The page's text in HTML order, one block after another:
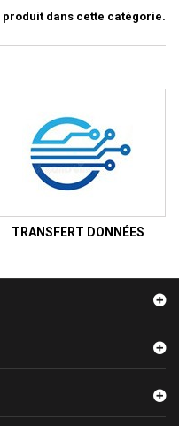
produit dans cette catégorie.
TRANSFERT DONNÉES